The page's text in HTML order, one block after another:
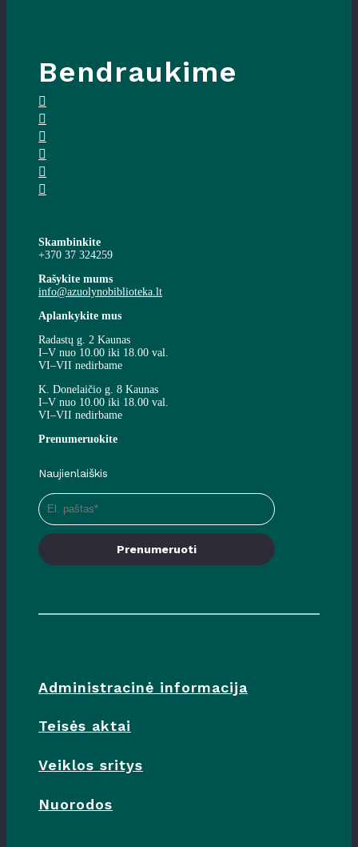
Bendraukime
Skambinkite
+370 37 324259
Rašykite mums
info@azuolynobiblioteka.lt
Aplankykite mus
Radastų g. 2 Kaunas
I–V nuo 10.00 iki 18.00 val.
VI–VII nedirbame
K. Donelaičio g. 8 Kaunas
I–V nuo 10.00 iki 18.00 val.
VI–VII nedirbame
Prenumeruokite
Naujienlaiškis
Prenumeruoti
Administracinė informacija
Teisės aktai
Veiklos sritys
Nuorodos